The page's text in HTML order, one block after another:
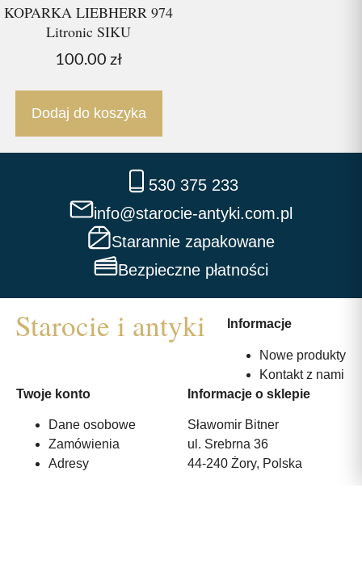
KOPARKA LIEBHERR 974
Litronic SIKU
100.00 zł
Dodaj do koszyka
530 375 233
info@starocie-antyki.com.pl
Starannie zapakowane
Bezpieczne płatności
Informacje
Nowe produkty
Kontakt z nami
Twoje konto
Dane osobowe
Zamówienia
Adresy
Informacje o sklepie
Sławomir Bitner
ul. Srebrna 36
44-240 Żory, Polska